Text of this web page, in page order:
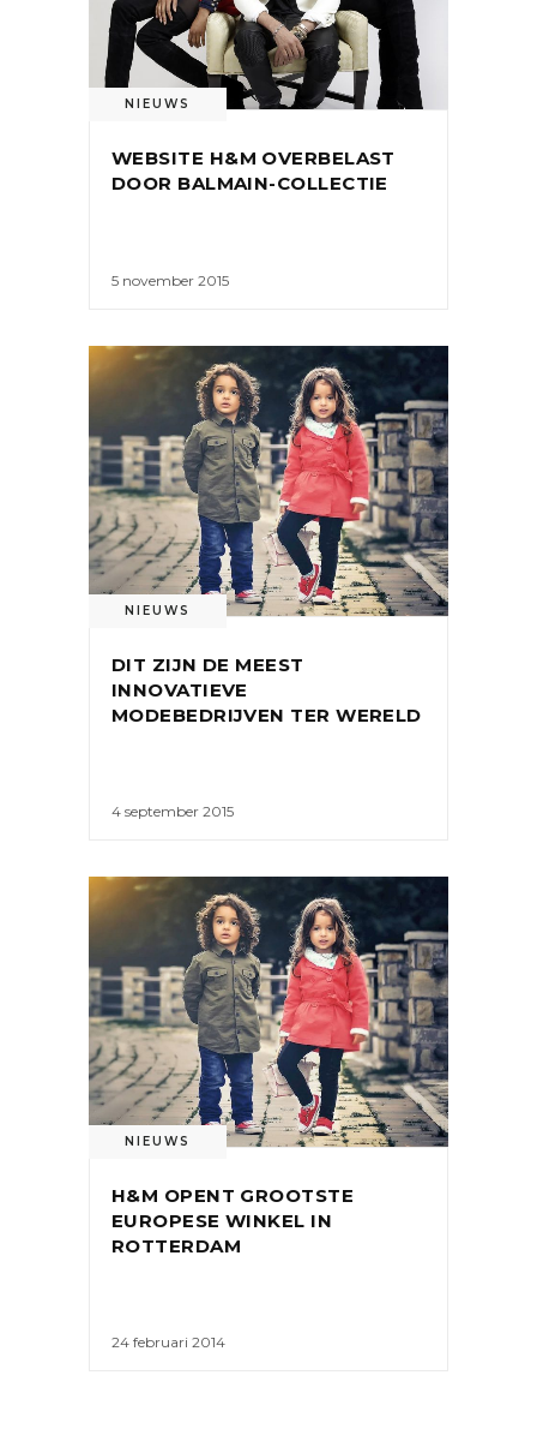
NIEUWS
WEBSITE H&M OVERBELAST
DOOR BALMAIN-COLLECTIE
5 november 2015
NIEUWS
DIT ZIJN DE MEEST
INNOVATIEVE
MODEBEDRIJVEN TER WERELD
4 september 2015
NIEUWS
H&M OPENT GROOTSTE
EUROPESE WINKEL IN
ROTTERDAM
24 februari 2014